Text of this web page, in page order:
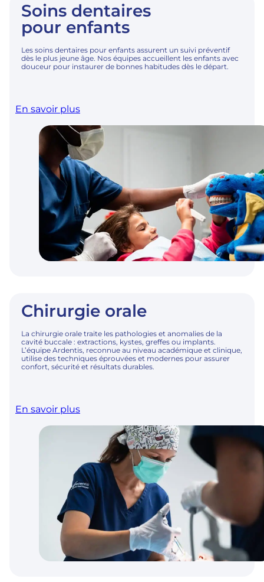
moderne.
Soins dentaires
pour enfants
Les soins dentaires pour enfants assurent un suivi préventif
dès le plus jeune âge. Nos équipes accueillent les enfants avec
douceur pour instaurer de bonnes habitudes dès le départ.
En savoir plus
Chirurgie orale
La chirurgie orale traite les pathologies et anomalies de la
cavité buccale : extractions, kystes, greffes ou implants.
L’équipe Ardentis, reconnue au niveau académique et clinique,
utilise des techniques éprouvées et modernes pour assurer
confort, sécurité et résultats durables.
En savoir plus